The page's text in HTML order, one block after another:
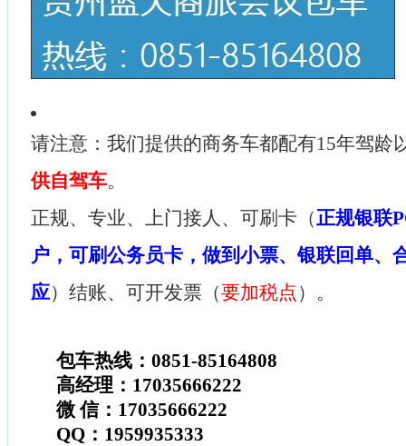
请注意：我们提供的商务车都配有15年驾龄
供自驾车。
正规、专业、上门接人、可刷卡（正规银联
户，可刷公务员卡，做到小票、银联回单、
应）结账、可开发票（要加税点 ）。
包车热线：0851-85164808
高经理：17035666222
微 信：17035666222
QQ：1959935333